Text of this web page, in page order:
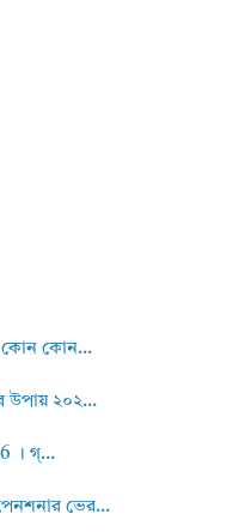
কোন কোন...
উপায় ২০২...
। গ্...
ভের...